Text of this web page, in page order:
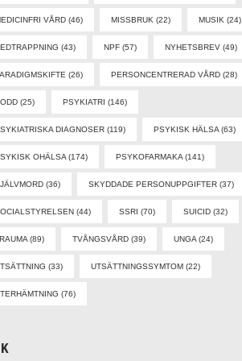
VÅRD (46) MISSBRUK (22) MUSIK (24)
(43) NPF (57) NYHETSBREV (49)
(26) PERSONCENTRERAD VÅRD (28)
(25) PSYKIATRI (146)
DIAGNOSER (119) PSYKISK HÄLSA (63)
OHÄLSA (174) PSYKOFARMAKA (141)
(36) SKYDDADE PERSONUPPGIFTER (37)
(44) SSRI (70) SUICID (32)
(89) TVÅNGSVÅRD (39) UNGA (24)
(33) UTSÄTTNINGSSYMTOM (22)
(76)